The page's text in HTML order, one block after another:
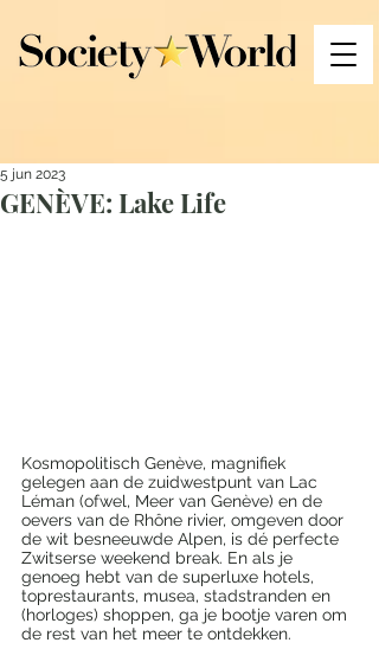
GENÈVE: Lake Life
5 jun 2023
Kosmopolitisch Genève, magnifiek
gelegen aan de zuidwestpunt van Lac
Léman (ofwel, Meer van Genève) en de
oevers van de Rhône rivier, omgeven door
de wit besneeuwde Alpen, is dé perfecte
Zwitserse weekend break. En als je
genoeg hebt van de superluxe hotels,
toprestaurants, musea, stadstranden en
(horloges) shoppen, ga je bootje varen om
de rest van het meer te ontdekken.